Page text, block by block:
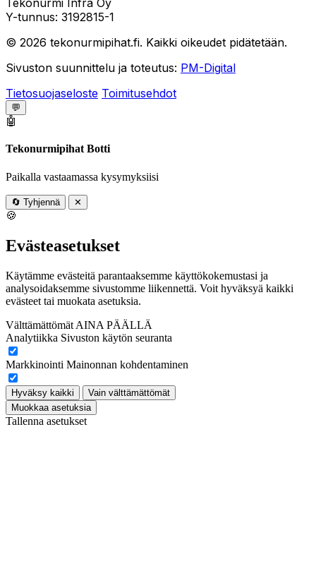
Tekonurmi Infra Oy
Y-tunnus: 3192815-1
© 2026 tekonurmipihat.fi. Kaikki oikeudet pidätetään.
Sivuston suunnittelu ja toteutus: PM-Digital
Tietosuojaseloste Toimitusehdot
💬
🤖
Tekonurmipihat Botti
Paikalla vastaamassa kysymyksiisi
🔄 Tyhjennä ✕
🍪
Evästeasetukset
Käytämme evästeitä parantaaksemme käyttökokemustasi ja
analysoidaksemme sivustomme liikennettä. Voit hyväksyä kaikki
evästeet tai muokata asetuksia.
Välttämättömät AINA PÄÄLLÄ
Analytiikka Sivuston käytön seuranta
Markkinointi Mainonnan kohdentaminen
Hyväksy kaikki
Vain välttämättömät
Muokkaa asetuksia
Tallenna asetukset